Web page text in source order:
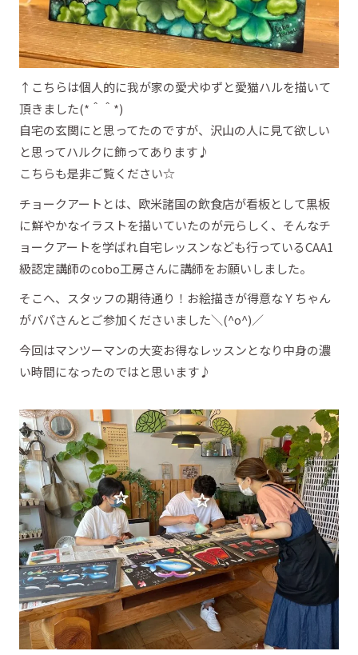
↑こちらは個人的に我が家の愛犬ゆずと愛猫ハルを描いて
頂きました(*＾＾*)
自宅の玄関にと思ってたのですが、沢山の人に見て欲しい
と思ってハルクに飾ってあります♪
こちらも是非ご覧ください☆
チョークアートとは、欧米諸国の飲食店が看板として黒板
に鮮やかなイラストを描いていたのが元らしく、そんなチ
ョークアートを学ばれ自宅レッスンなども行っているCAA1
級認定講師のcobo工房さんに講師をお願いしました。
そこへ、スタッフの期待通り！お絵描きが得意なＹちゃん
がパパさんとご参加くださいました＼(^o^)／
今回はマンツーマンの大変お得なレッスンとなり中身の濃
い時間になったのではと思います♪